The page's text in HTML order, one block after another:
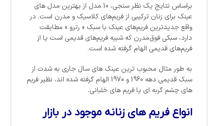
براساس نتایج یک نظر سنجی، 10 مدل از بهترین مدل های
عینک برای زنان ترکیبی از فریم‌های کلاسیک و مدرن است. در
واقع جدیدترین فریم‌های عینک با سبک « رترو » مطابقت
دارد، سبکی فوق‌مدرن که شبیه فریم‌های قدیمی است یا از
فریم‌های قدیمی الهام گرفته شده است.
به طور مثال محبوب ترین عینک های سال جاری به شدت از
سبک قدیمی دهه 1960 و 1970 الهام گرفته شده اند، نظیر فریم
های چشم گربه ای یا فریم های خلبانی.
انواع فریم های زنانه موجود در بازار